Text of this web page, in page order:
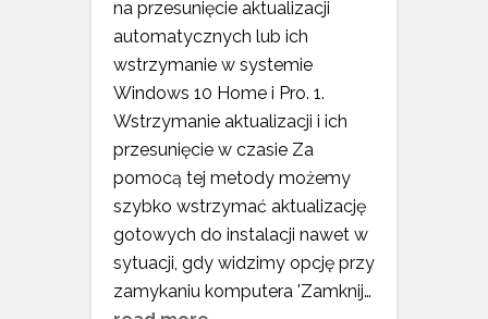
na przesunięcie aktualizacji
automatycznych lub ich
wstrzymanie w systemie
Windows 10 Home i Pro. 1.
Wstrzymanie aktualizacji i ich
przesunięcie w czasie Za
pomocą tej metody możemy
szybko wstrzymać aktualizację
gotowych do instalacji nawet w
sytuacji, gdy widzimy opcję przy
zamykaniu komputera 'Zamknij…